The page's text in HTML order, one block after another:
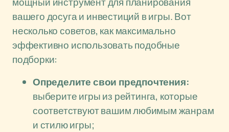
вашего досуга и инвестиций в игры. Вот
несколько советов, как максимально
эффективно использовать подобные
подборки:
Определите свои предпочтения:
выберите игры из рейтинга, которые
соответствуют вашим любимым жанрам
и стилю игры;